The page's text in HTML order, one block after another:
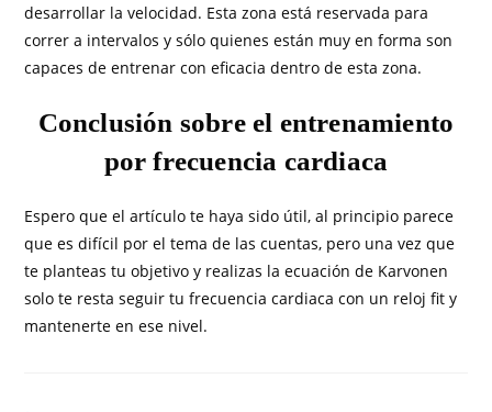
desarrollar la velocidad. Esta zona está reservada para
correr a intervalos y sólo quienes están muy en forma son
capaces de entrenar con eficacia dentro de esta zona.
Conclusión sobre el entrenamiento
por frecuencia cardiaca
Espero que el artículo te haya sido útil, al principio parece
que es difícil por el tema de las cuentas, pero una vez que
te planteas tu objetivo y realizas la ecuación de Karvonen
solo te resta seguir tu frecuencia cardiaca con un reloj fit y
mantenerte en ese nivel.